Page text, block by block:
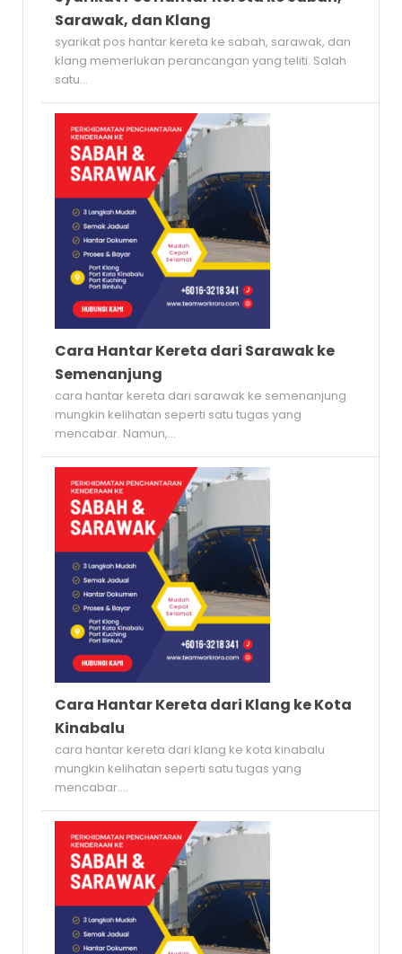
Sarawak, dan Klang
syarikat pos hantar kereta ke sabah, sarawak, dan
klang memerlukan perancangan yang teliti. Salah
satu...
Cara Hantar Kereta dari Sarawak ke
Semenanjung
cara hantar kereta dari sarawak ke semenanjung
mungkin kelihatan seperti satu tugas yang
mencabar. Namun,...
Cara Hantar Kereta dari Klang ke Kota
Kinabalu
cara hantar kereta dari klang ke kota kinabalu
mungkin kelihatan seperti satu tugas yang
mencabar....